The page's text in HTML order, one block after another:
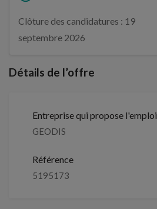
Clôture des candidatures : 19
septembre 2026
Détails de l’offre
Entreprise qui propose l'emploi
GEODIS
Référence
5195173